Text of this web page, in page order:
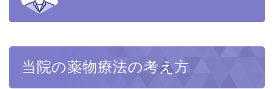
当院の薬物療法の考え方